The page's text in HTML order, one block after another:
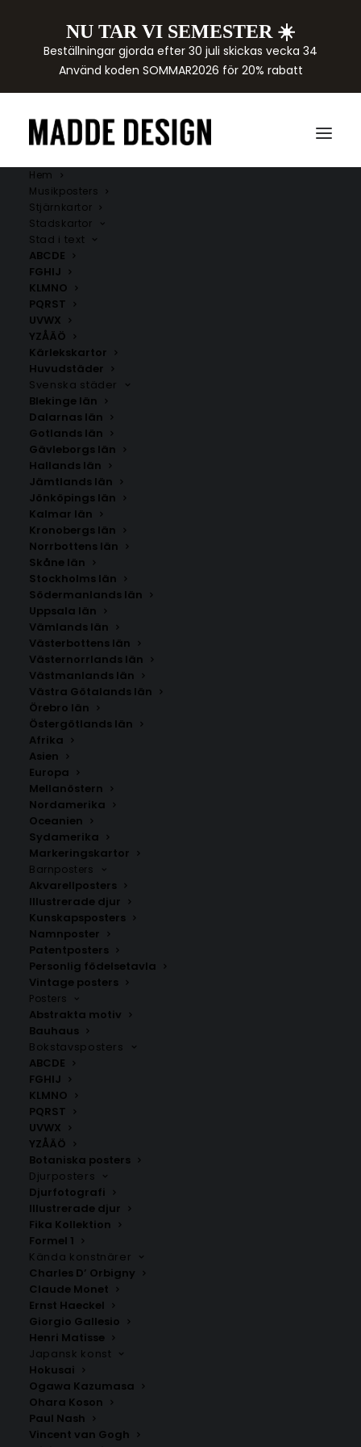
NU TAR VI SEMESTER ☀️
Beställningar gjorda efter 30 juli skickas vecka 34
Använd koden SOMMAR2026 för 20% rabatt
Hem
Musikposters
Stjärnkartor
Stadskartor
Stad i text
ABCDE
FGHIJ
KLMNO
PQRST
UVWX
YZÅÄÖ
Kärlekskartor
Huvudstäder
Svenska städer
Blekinge län
Dalarnas län
Gotlands län
Gävleborgs län
Hallands län
Jämtlands län
Jönköpings län
Kalmar län
Kronobergs län
Norrbottens län
Skåne län
Stockholms län
Södermanlands län
Uppsala län
Vämlands län
Västerbottens län
Västernorrlands län
Västmanlands län
Västra Götalands län
Örebro län
Östergötlands län
Afrika
Asien
Europa
Mellanöstern
Nordamerika
Oceanien
Sydamerika
Markeringskartor
Barnposters
Akvarellposters
Illustrerade djur
Kunskapsposters
Namnposter
Patentposters
Personlig födelsetavla
Vintage posters
Posters
Abstrakta motiv
Bauhaus
Bokstavsposters
ABCDE
FGHIJ
KLMNO
PQRST
UVWX
YZÅÄÖ
Botaniska posters
Djurposters
Djurfotografi
Illustrerade djur
Fika Kollektion
Formel 1
Kända konstnärer
Charles D’ Orbigny
Claude Monet
Ernst Haeckel
Giorgio Gallesio
Henri Matisse
Japansk konst
Hokusai
Ogawa Kazumasa
Ohara Koson
Paul Nash
Vincent van Gogh
Vågbro
Storlek
350.00kr
Handritad karta över Vågbro i
Välj mellan fyra olika storlekar: 50×70 cm, 40×50 cm,
30×40 cm och 21×30 cm.
Gävleborgs län,Söderhamns kommun
ANDRA KÖPTE ÄVEN
Näsviken
Fr. 200.00